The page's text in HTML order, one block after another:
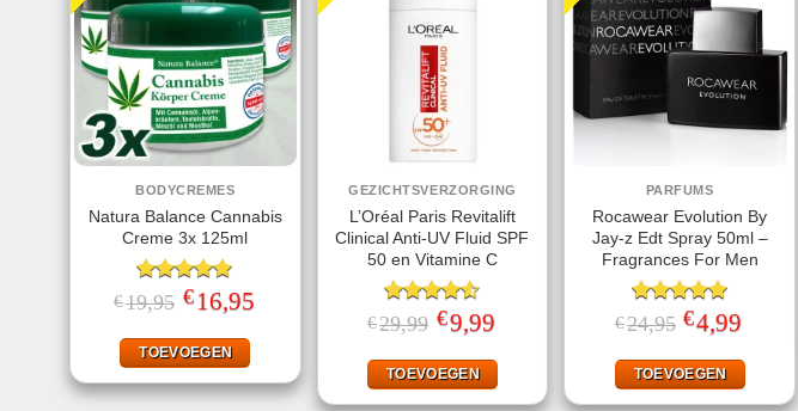
BODYCREMES
Natura Balance Cannabis
Creme 3x 125ml
Gewaardeerd
5.00uit 5
€19,95 Oorspronkelijke
prijs
€19,95.
€ 16,95prijs
TOEVOEGEN
GEZICHTSVERZORGING
L’Oréal Paris Revitalift
Clinical Anti-UV Fluid SPF
50 en Vitamine C
Gewaardeerd
4.50 uit 5
€29,99 Oorspronkelijke
prijs
€29,99.
€9,99Huidige
€9,99.
TOEVOEGEN
PARFUMS
Rocawear Evolution By
Jay-z Edt Spray 50ml –
Fragrances For Men
Gewaardeerd
5.00 uit 5
€24,95 Oorspronkelijke
prijs
€24,95.
€4,99
€4,99.
TOEVOEGEN